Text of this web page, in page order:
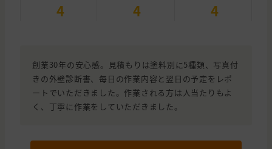
4 4 4
創業30年の安心感。見積もりは塗料別に5種類、写真付
きの外壁診断書、每日の作業内容と翌日の予定をレポ
ートでいただきました。作業される方は人当たりもよ
く、丁寧に作業をしていただきました。